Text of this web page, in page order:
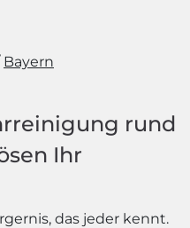
Bayern
rund
Ihr
das jeder kennt.